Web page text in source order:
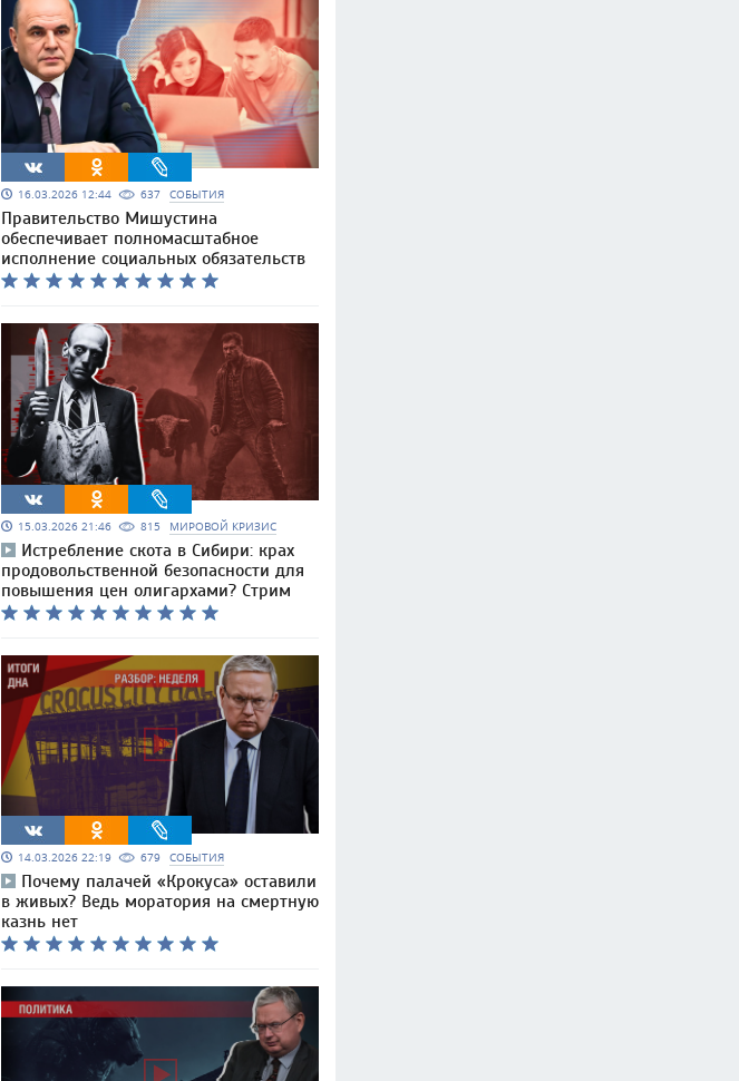
16.03.2026 12:44 637 СОБЫТИЯ
Правительство Мишустина
обеспечивает полномасштабное
исполнение социальных обязательств
15.03.2026 21:46 815 МИРОВОЙ КРИЗИС
Истребление скота в Сибири: крах
продовольственной безопасности для
повышения цен олигархами? Стрим
14.03.2026 22:19 679 СОБЫТИЯ
Почему палачей «Крокуса» оставили
в живых? Ведь моратория на смертную
казнь нет